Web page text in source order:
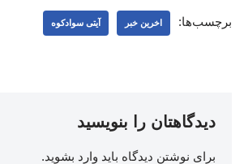
برچسب‌ها: اخرین خبر آیتی سوادکوه
دیدگاهتان را بنویسید
برای نوشتن دیدگاه باید وارد بشوید.